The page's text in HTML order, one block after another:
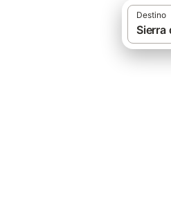
Destino